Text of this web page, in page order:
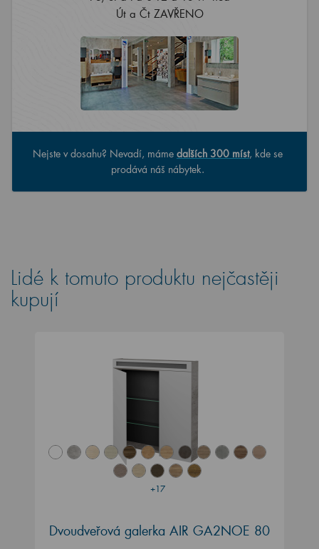
Út a Čt ZAVŘENO
Nejste v dosahu? Nevadí, máme dalších 300 míst, kde se
prodává náš nábytek.
Lidé k tomuto produktu nejčastěji
kupují
+17
Dvoudveřová galerka AIR GA2NOE 80